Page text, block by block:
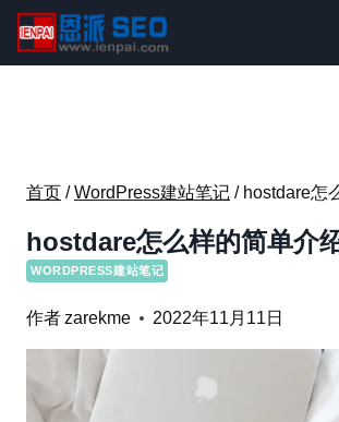
内
首页 / WordPress建站笔记 / hostdare怎
hostdare怎么样的简单介
WORDPRESS建站笔记
作者zarekme 2022年11月11日